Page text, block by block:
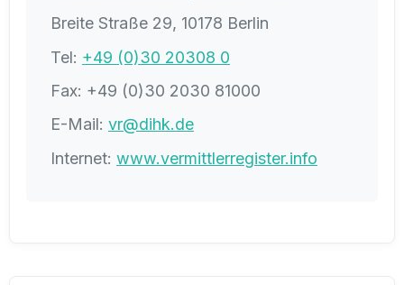
Breite Straße 29, 10178 Berlin
Tel: +49 (0)30 20308 0
Fax: +49 (0)30 2030 81000
E-Mail: vr@dihk.de
Internet: www.vermittlerregister.info